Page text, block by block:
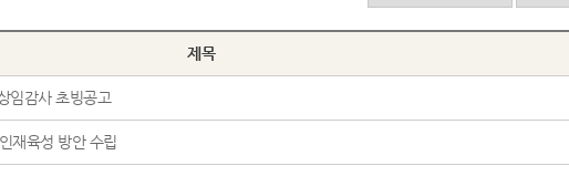
제목
임감사 초빙공고
재육성 방안 수립